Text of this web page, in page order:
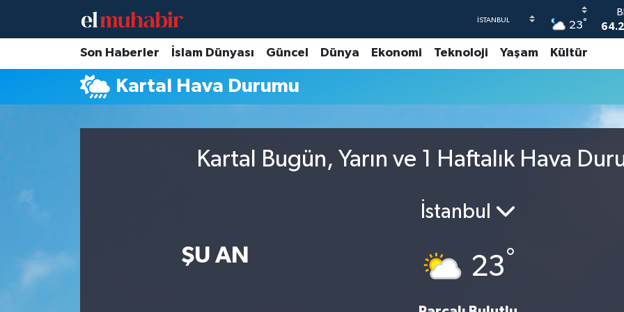
23°
Son Haberler İslam Dünyası Güncel Dünya Ekonomi Teknoloji Yaşam Kültür
Kartal Hava Durumu
Kartal Bugün, Yarın ve 1 Haftalık Hava
ŞU AN
İstanbul
23°
Hava Durumu
Trafik Durumu